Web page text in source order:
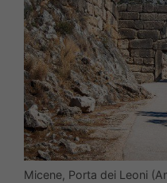
Micene, Porta dei Leoni